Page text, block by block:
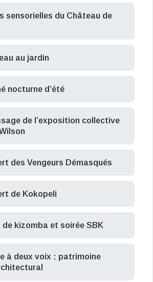
sensorielles du Château de
au jardin
nocturne d’été
de l’exposition collective
des Vengeurs Démasqués
de Kokopeli
de kizomba et soirée SBK
à deux voix : patrimoine